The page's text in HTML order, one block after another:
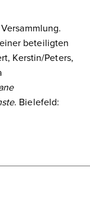
beteiligten
Kerstin/Peters,
. Bielefeld: